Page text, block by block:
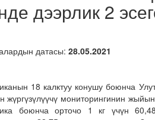
дээрлик 2
датасы: 28.05.2021
18 калктуу конушу боюнча
жүргүзүлүүчү мониторингинин
боюнча орточо 1 кг үчүн